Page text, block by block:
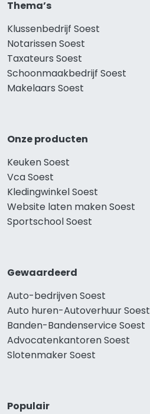
Thema’s
Klussenbedrijf Soest
Notarissen Soest
Taxateurs Soest
Schoonmaakbedrijf Soest
Makelaars Soest
Onze producten
Keuken Soest
Vca Soest
Kledingwinkel Soest
Website laten maken Soest
Sportschool Soest
Gewaardeerd
Auto-bedrijven Soest
Auto huren-Autoverhuur Soest
Banden-Bandenservice Soest
Advocatenkantoren Soest
Slotenmaker Soest
Populair